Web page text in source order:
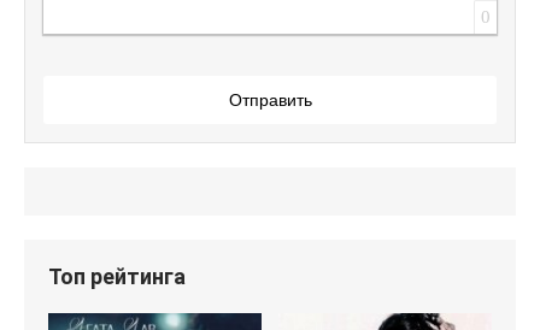
0
Отправить
Топ рейтинга